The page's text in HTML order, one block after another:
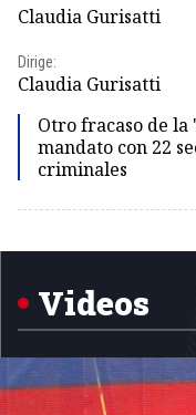
Claudia Gurisatti
Dirige:
Claudia Gurisatti
Otro fracaso de la
mandato con 22
criminales
1
Videos